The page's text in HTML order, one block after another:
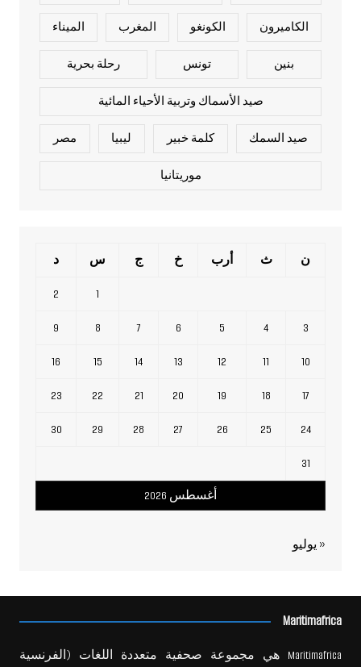
الكاميرون الكونغو المغرب الميناء
بنين تونس رحلة بحرية
صيد الأسماك وتربية الأحياء المائية
صيد السمك كلمة خبير ليبيا مصر
موريتانيا
أغسطس 2026
ن ث أرب خ ج س د
1
2
3
4
5
6
7
8
9
10
11
12
13
14
15
16
17
18
19
20
21
22
23
24
25
26
27
28
29
30
31
« يوليو
Maritimafrica
Maritimafrica هي مجموعة صحفية متعددة اللغات (الفرنسية